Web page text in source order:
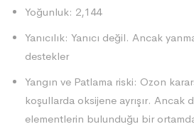
Yoğunluk: 2,144
Yanıcılık: Yanıcı değil. Ancak
destekler
Yangın ve Patlama riski: Ozon
koşullarda oksijene ayrışır. Ancak
elementlerin bulunduğu bir